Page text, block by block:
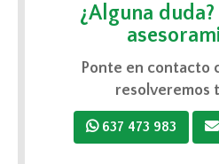
¿Alguna
Ponte en contacto
resolveremos
637 473 983